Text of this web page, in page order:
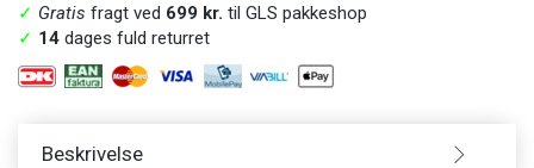
✓ Gratis fragt ved 699 kr. til GLS pakkeshop
✓ 14 dages fuld returret
Beskrivelse